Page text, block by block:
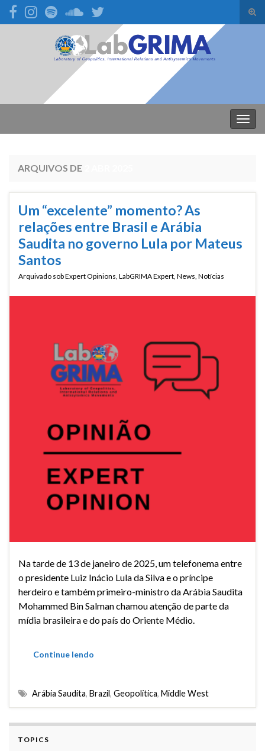
Search for:
ARQUIVOS DE
Um “excelente” momento? As
relações entre Brasil e Arábia
Saudita no governo Lula por Mateus
Santos
Arquivado sobExpert Opinions, LabGRIMA Expert, News, Notícias
Na tarde de 13 de janeiro de 2025, um telefonema entre
o presidente Luiz Inácio Lula da Silva e o príncipe
herdeiro e também primeiro-ministro da Arábia Saudita
Mohammed Bin Salman chamou atenção de parte da
mídia brasileira e do país do Oriente Médio.
Continue lendo
Arábia Saudita, Brazil, Geopolítica, Middle West
TOPICS